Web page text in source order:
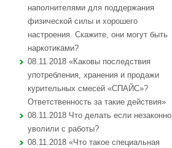
наполнителями для поддержания
физической силы и хорошего
настроения. Скажите, они могут быть
наркотиками?
08.11.2018 «Каковы последствия
употребления, хранения и продажи
курительных смесей «СПАЙС»?
Ответственность за такие действия»
08.11.2018 Что делать если незаконно
уволили с работы?
08.11.2018 «Что такое специальная